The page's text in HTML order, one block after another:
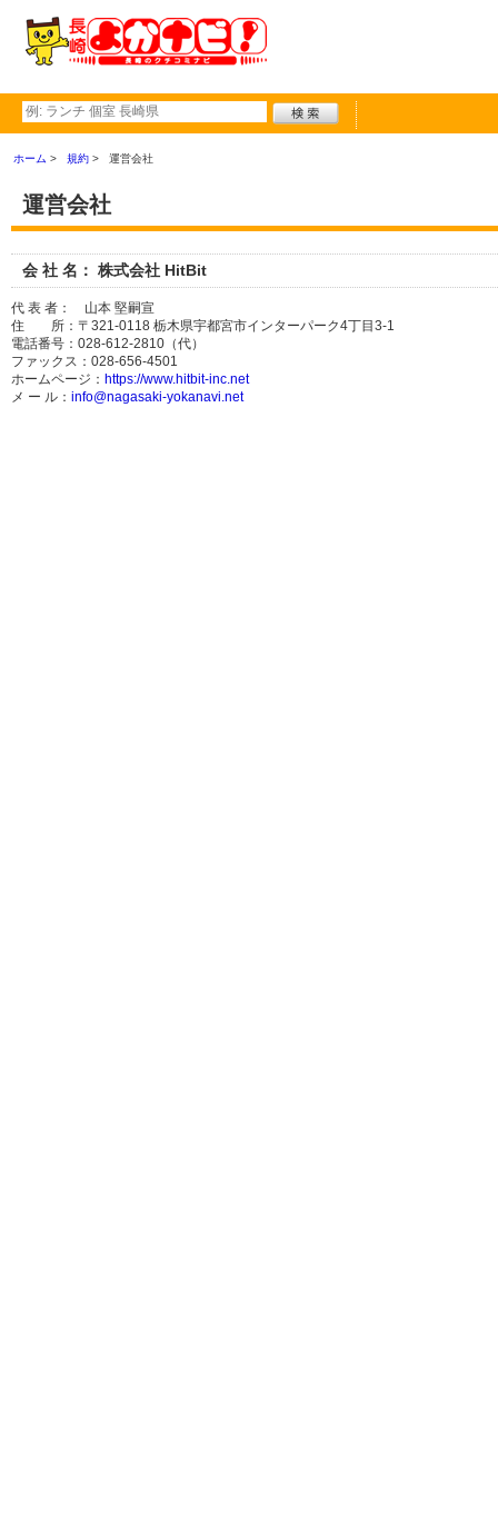
ホーム 規約 運営会社
運営会社
会 社 名： 株式会社 HitBit
代 表 者： 山本 堅嗣宣
住 所：〒321-0118 栃木県宇都宮市インターパーク4丁目3-1
電話番号：028-612-2810（代）
ファックス：028-656-4501
ホームページ： https://www.hitbit-inc.net
メ ー ル： info@nagasaki-yokanavi.net